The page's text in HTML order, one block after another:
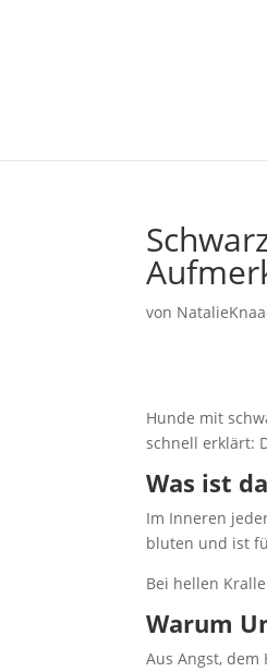
von
Hunde mit
schnell erklärt:
Was ist
Im Inneren
bluten und ist
Bei hellen
Warum
Aus Angst,